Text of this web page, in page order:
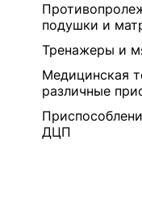
подушки и
Тренажеры и
Медицинская
различные
ДЦП